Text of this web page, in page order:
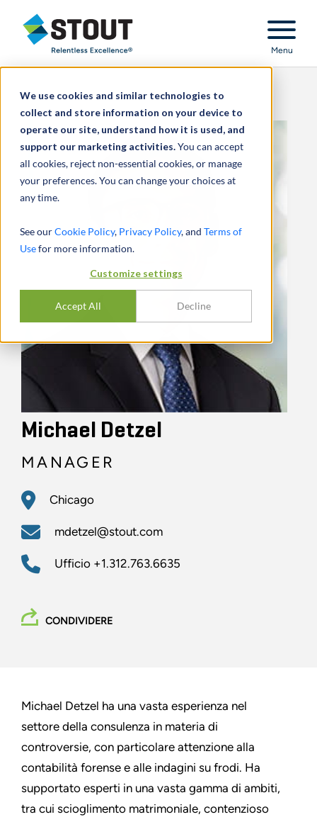
We use cookies and similar technologies to
collect and store information on your device to
operate our site, understand how it is used, and
support our marketing activities.You can accept
all cookies, reject non-essential cookies, or manage
your preferences. You can change your choices at
any time.
See ourCookie Policy, Privacy Policy, and Terms of
Usefor more information.
Customize settings
Accept All Decline
Stout Relentless Excellence
Menu
Michael Detzel
MANAGER
Chicago
mdetzel@stout.com
Ufficio +1.312.763.6635
CONDIVIDERE
Michael Detzel ha una vasta esperienza nel
settore della consulenza in materia di
controversie, con particolare attenzione alla
contabilità forense e alle indagini su frodi. Ha
supportato esperti in una vasta gamma di ambiti,
tra cui scioglimento matrimoniale, contenzioso